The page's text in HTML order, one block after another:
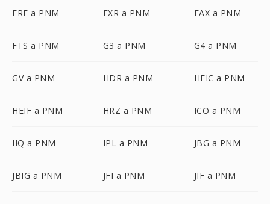
ERF a PNM EXR a PNM FAX a PNM
FTS a PNM G3 a PNM G4 a PNM
GV a PNM HDR a PNM HEIC a PNM
HEIF a PNM HRZ a PNM ICO a PNM
IIQ a PNM IPL a PNM JBG a PNM
JBIG a PNM JFI a PNM JIF a PNM